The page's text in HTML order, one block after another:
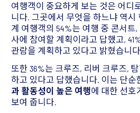
여행객이 중요하게 보는 것은 어디
니다. 그곳에서 무엇을 하느냐 역시
계 여행객의 54%는 여행 중 콘서트
사에 참여할 계획이라고 답했고,
관람을 계획하고 있다고 밝혔습니
또한 36%는 크루즈, 리버 크루즈,
하고 있다고 답했습니다. 이는 단순
과 활동성이 높은 여행에 대한 선호
보여 줍니다.